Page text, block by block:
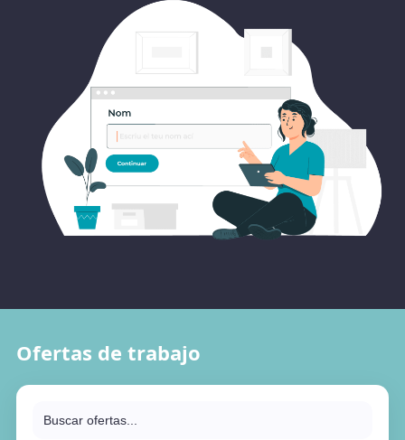
Ofertas de trabajo